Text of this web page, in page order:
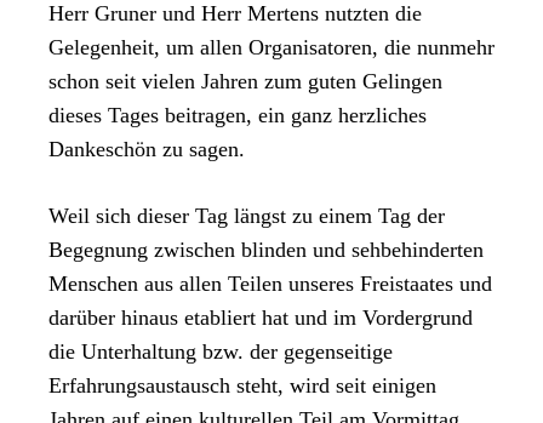
Herr Gruner und Herr Mertens nutzten die
Gelegenheit, um allen Organisatoren, die nunmehr
schon seit vielen Jahren zum guten Gelingen
dieses Tages beitragen, ein ganz herzliches
Dankeschön zu sagen.
Weil sich dieser Tag längst zu einem Tag der
Begegnung zwischen blinden und sehbehinderten
Menschen aus allen Teilen unseres Freistaates und
darüber hinaus etabliert hat und im Vordergrund
die Unterhaltung bzw. der gegenseitige
Erfahrungsaustausch steht, wird seit einigen